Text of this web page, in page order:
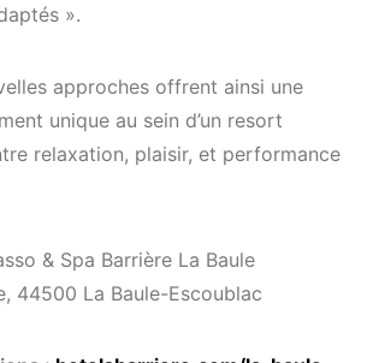
».
approches offrent ainsi une
unique au sein d’un resort
relaxation, plaisir, et performance
& Spa Barrière La Baule
44500 La Baule-Escoublac